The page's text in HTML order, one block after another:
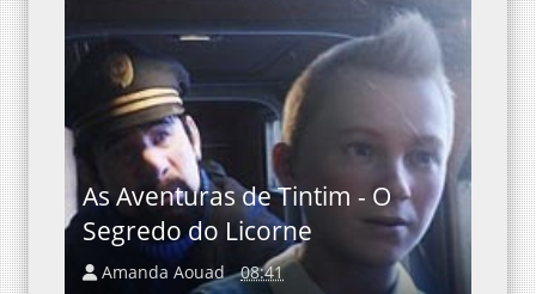
As Aventuras de Tintim - O
Segredo do Licorne
Amanda Aouad
08:41